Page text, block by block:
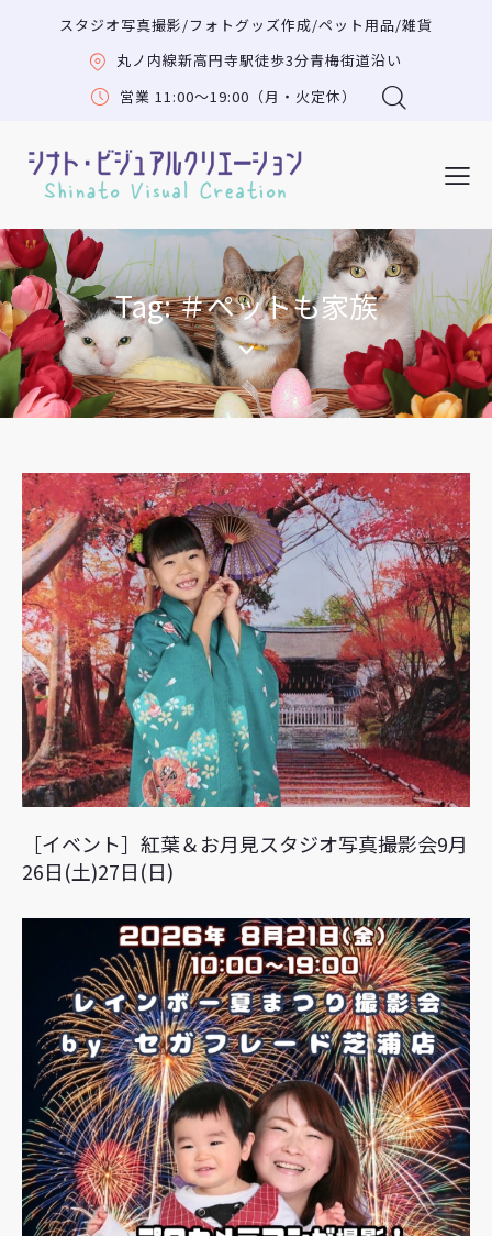
スタジオ写真撮影/フォトグッズ作成/ペット用品/雑貨
丸ノ内線新高円寺駅徒歩3分青梅街道沿い
営業 11:00〜19:00（月・火定休）
Tag: ＃ペットも家族
［イベント］紅葉＆お月見スタジオ写真撮影会9月
26日(土)27日(日)